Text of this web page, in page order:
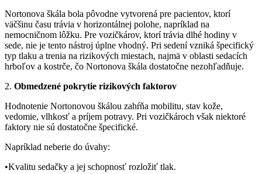
Nortonova škála bola pôvodne vytvorená pre pacientov, ktorí
väčšinu času trávia v horizontálnej polohe, napríklad na
nemocničnom lôžku. Pre vozičkárov, ktorí trávia dlhé hodiny v
sede, nie je tento nástroj úplne vhodný. Pri sedení vzniká špecifický
typ tlaku a trenia na rizikových miestach, najmä v oblasti sedacích
hrboľov a kostrče, čo Nortonova škála dostatočne nezohľadňuje.
2. Obmedzené pokrytie rizikových faktorov
Hodnotenie Nortonovou škálou zahŕňa mobilitu, stav kože,
vedomie, vlhkosť a príjem potravy. Pri vozičkároch však niektoré
faktory nie sú dostatočne špecifické.
Napríklad neberie do úvahy:
•Kvalitu sedačky a jej schopnosť rozložiť tlak.